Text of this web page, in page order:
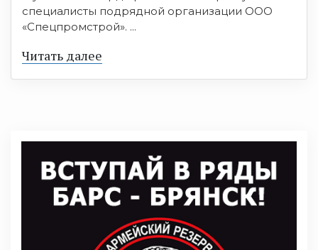
специалисты подрядной организации ООО
«Спецпромстрой». ...
Читать далее